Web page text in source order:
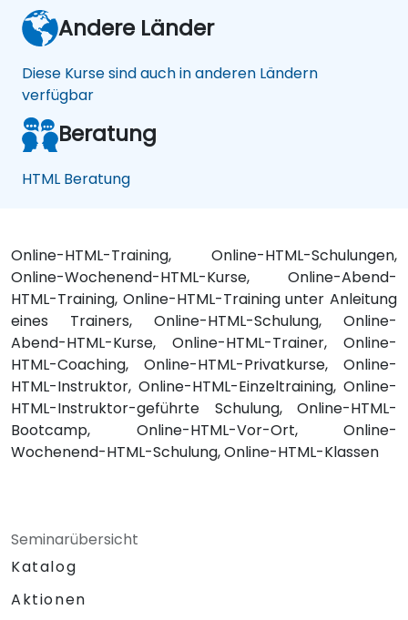
Andere Länder
Diese Kurse sind auch in anderen Ländern
verfügbar
Beratung
HTML Beratung
Online-HTML-Training, Online-HTML-Schulungen,
Online-Wochenend-HTML-Kurse, Online-Abend-
HTML-Training, Online-HTML-Training unter Anleitung
eines Trainers, Online-HTML-Schulung, Online-
Abend-HTML-Kurse, Online-HTML-Trainer, Online-
HTML-Coaching, Online-HTML-Privatkurse, Online-
HTML-Instruktor, Online-HTML-Einzeltraining, Online-
HTML-Instruktor-geführte Schulung, Online-HTML-
Bootcamp, Online-HTML-Vor-Ort, Online-
Wochenend-HTML-Schulung, Online-HTML-Klassen
Seminarübersicht
Katalog
Aktionen